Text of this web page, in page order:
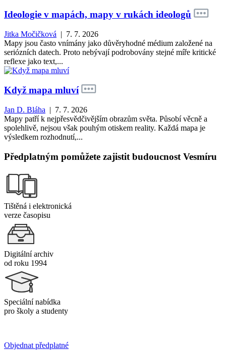
Ideologie v mapách, mapy v rukách ideologů
Jitka Močičková | 7. 7. 2026
Mapy jsou často vnímány jako důvěryhodné médium založené na
seriózních datech. Proto nebývají podrobovány stejné míře kritické
reflexe jako text,...
Když mapa mluví
Jan D. Bláha | 7. 7. 2026
Mapy patří k nejpřesvědčivějším obrazům světa. Působí věcně a
spolehlivě, nejsou však pouhým otiskem reality. Každá mapa je
výsledkem rozhodnutí,...
Předplatným pomůžete zajistit budoucnost Vesmíru
Tištěná i elektronická
verze časopisu
Digitální archiv
od roku 1994
Speciální nabídka
pro školy a studenty
Objednat předplatné